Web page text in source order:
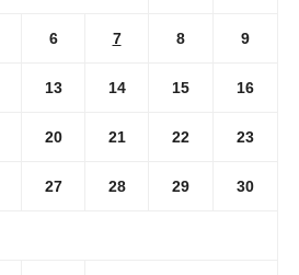
6 7 8 9
13 14 15 16
20 21 22 23
27 28 29 30